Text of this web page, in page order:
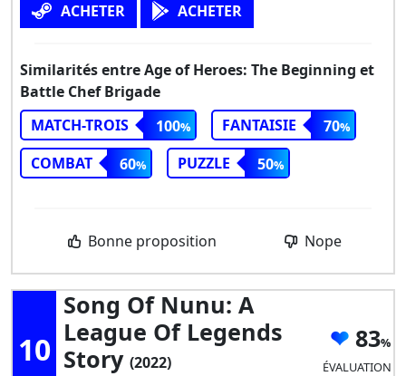
ACHETER ACHETER
Similarités entre Age of Heroes: The Beginning et
Battle Chef Brigade
MATCH-TROIS
100 FANTAISIE
70
COMBAT
60 PUZZLE 50
Bonne proposition Nope
10
Song Of Nunu: A
League Of Legends
Story (2022)
83
ÉVALUATION